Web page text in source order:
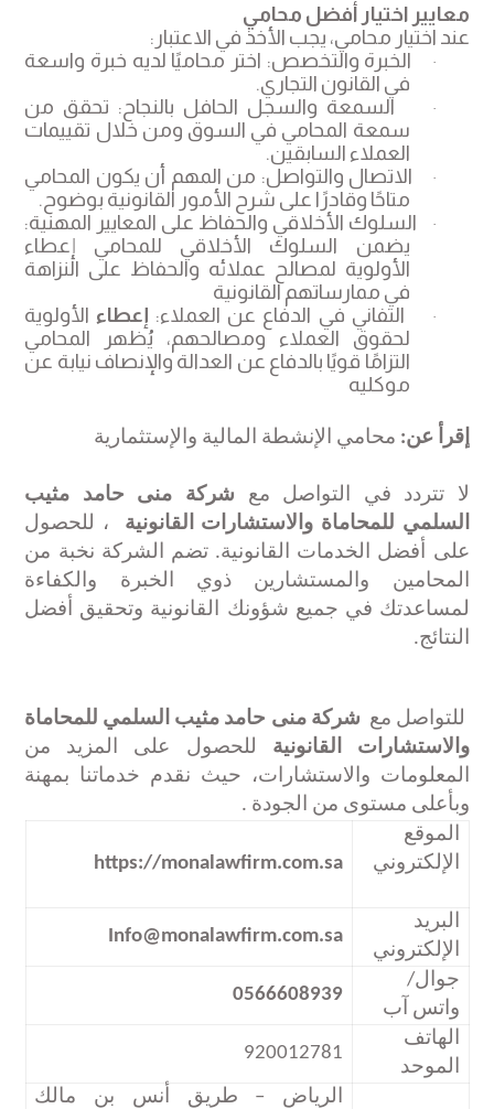
معايير اختيار أفضل محامي
عند اختيار محامي، يجب الأخذ في الاعتبار :
·
الخبرة والتخصص: اختر محاميًا لديه خبرة واسعة
في القانون التجاري.
·
السمعة والسجل الحافل بالنجاح: تحقق من
سمعة المحامي في السوق ومن خلال تقييمات
العملاء السابقين.
·
الاتصال والتواصل: من المهم أن يكون المحامي
متاحًا وقادرًا على شرح الأمور القانونية بوضوح.
·
السلوك الأخلاقي والحفاظ على المعايير المهنية:
يضمن السلوك الأخلاقي للمحامي إعطاء
الأولوية لمصالح عملائه والحفاظ على النزاهة
في ممارساتهم القانونية
· التفاني في الدفاع عن العملاء: إعطاء الأولوية
لحقوق العملاء ومصالحهم، يُظهر المحامي
التزامًا قويًا بالدفاع عن العدالة والإنصاف نيابة عن
موكليه
إقرأ عن: محامي الإنشطة المالية والإستثمارية
لا تتردد في التواصل مع شركة منى حامد مثيب
السلمي للمحاماة والاستشارات القانونية
، للحصول
على أفضل الخدمات القانونية. تضم الشركة نخبة من
المحامين والمستشارين ذوي الخبرة والكفاءة
لمساعدتك في جميع شؤونك القانونية وتحقيق أفضل
النتائج.
للتواصل مع شركة منى حامد مثيب السلمي للمحاماة
والاستشارات القانونية للحصول على المزيد من
المعلومات والاستشارات، حيث نقدم خدماتنا بمهنة
وبأعلى مستوى من الجودة .
الموقع
الإلكتروني
https://monalawfirm.com.sa
البريد
الإلكتروني
Info@monalawfirm.com.sa
جوال/
واتس آب
0566608939
الهاتف
الموحد
920012781
الرياض – طريق أنس بن مالك